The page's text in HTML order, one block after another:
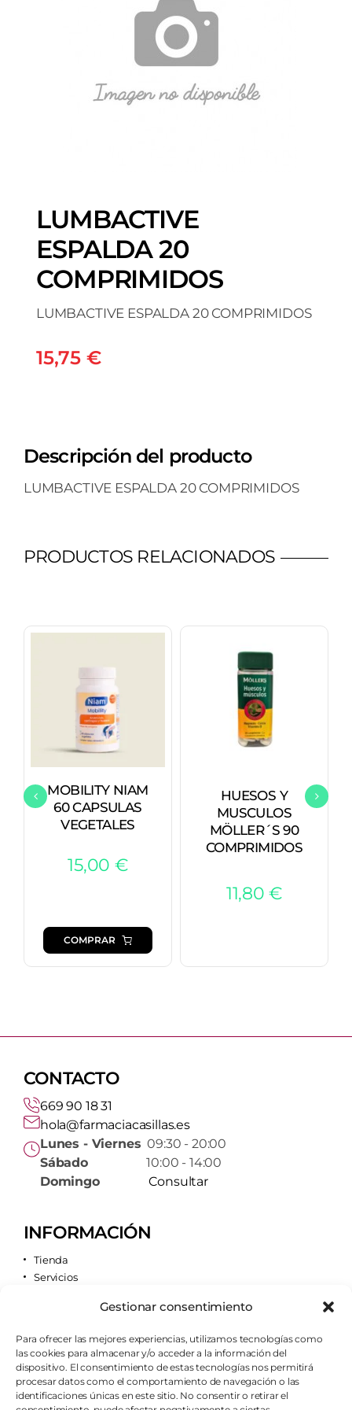
Gestionar consentimiento
Para ofrecer las mejores experiencias, utilizamos tecnologías como
las cookies para almacenar y/o acceder a la información del
dispositivo. El consentimiento de estas tecnologías nos permitirá
procesar datos como el comportamiento de navegación o las
identificaciones únicas en este sitio. No consentir o retirar el
LUMBACTIVE
ESPALDA 20
COMPRIMIDOS
LUMBACTIVE ESPALDA 20 COMPRIMIDOS
15,75 €
Descripción del producto
LUMBACTIVE ESPALDA 20 COMPRIMIDOS
PRODUCTOS RELACIONADOS
MOBILITY NIAM
60 CAPSULAS
VEGETALES
15,00 €
COMPRAR
HUESOS Y
MUSCULOS
MÖLLER´S 90
COMPRIMIDOS
11,80€
CONTACTO
669 90 18 31
hola@farmaciacasillas.es
Lunes - Viernes 09:30 - 20:00
Sábado10:00 - 14:00
Domingo
Consultar
INFORMACIÓN
Tienda
Servicios
Quiénes somos
AVISOS LEGALES
Aviso legal
Política de cookies